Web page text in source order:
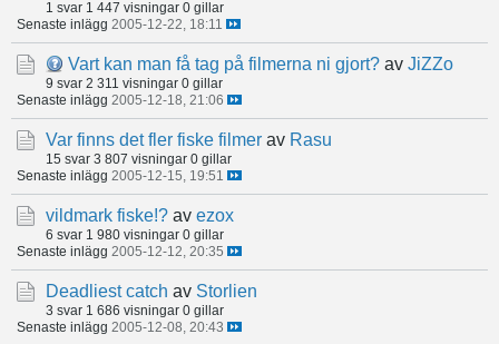
1 svar 1 447 visningar 0 gillar
Senaste inlägg 2005-12-22, 18:11
Vart kan man få tag på filmerna ni gjort? av JiZZo
9 svar 2 311 visningar 0 gillar
Senaste inlägg 2005-12-18, 21:06
Var finns det fler fiske filmer av Rasu
15 svar 3 807 visningar 0 gillar
Senaste inlägg 2005-12-15, 19:51
vildmark fiske!? av ezox
6 svar 1 980 visningar 0 gillar
Senaste inlägg 2005-12-12, 20:35
Deadliest catch av Storlien
3 svar 1 686 visningar 0 gillar
Senaste inlägg 2005-12-08, 20:43